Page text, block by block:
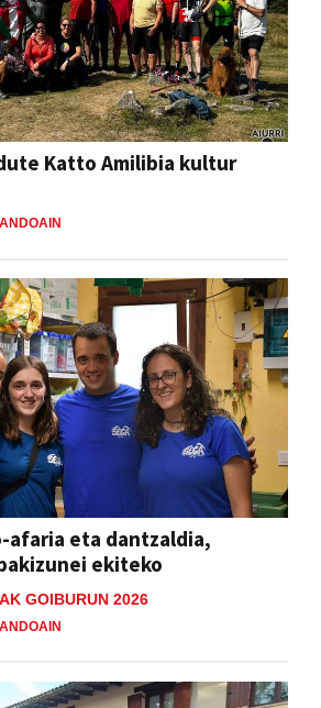
Katto Amilibia kultur
ANDOAIN
afaria eta dantzaldia,
ekiteko
GOIBURUN 2026
ANDOAIN